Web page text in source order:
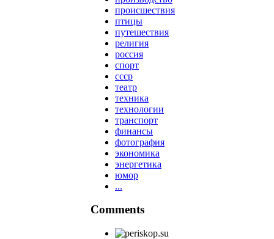
происшествия
птицы
путешествия
религия
россия
спорт
ссср
театр
техника
технологии
транспорт
финансы
фотография
экономика
энергетика
юмор
...
Comments